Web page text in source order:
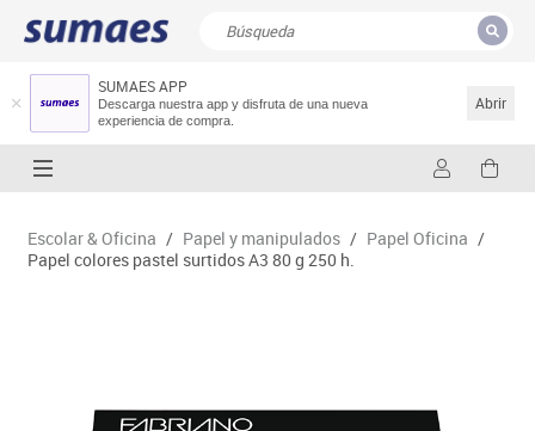
SUMAES APP
Descarga nuestra app y disfruta de una nueva
experiencia de compra.
Abrir
Resultados de la búsqueda
Escolar & Oficina / Papel y manipulados / Papel Oficina /
Papel colores pastel surtidos A3 80 g 250 h.